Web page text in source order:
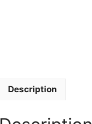
Description